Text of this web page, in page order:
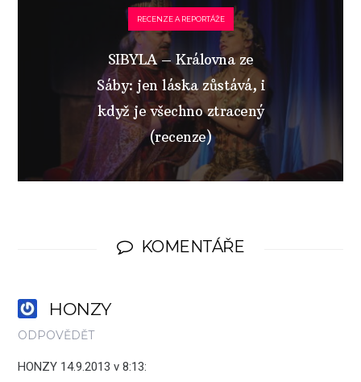
RECENZE A REPORTÁŽE
SIBYLA – Královna ze
Sáby: jen láska zůstává, i
když je všechno ztracený
(recenze)
KOMENTÁŘE
HONZY
ODPOVĚDĚT
HONZY 14.9.2013 v 8:13: